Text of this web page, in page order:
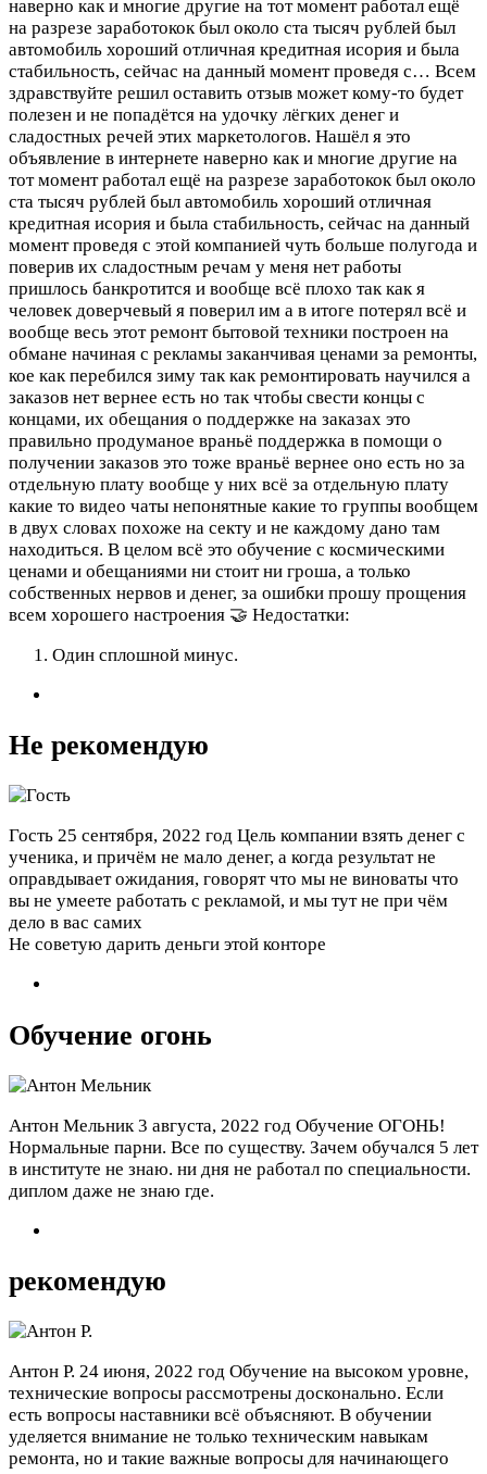
наверно как и многие другие на тот момент работал ещё
на разрезе заработокок был около ста тысяч рублей был
автомобиль хороший отличная кредитная исория и была
стабильность, сейчас на данный момент проведя с… Всем
здравствуйте решил оставить отзыв может кому-то будет
полезен и не попадëтся на удочку лëгких денег и
сладостных речей этих маркетологов. Нашëл я это
объявление в интернете наверно как и многие другие на
тот момент работал ещё на разрезе заработокок был около
ста тысяч рублей был автомобиль хороший отличная
кредитная исория и была стабильность, сейчас на данный
момент проведя с этой компанией чуть больше полугода и
поверив их сладостным речам у меня нет работы
пришлось банкротится и вообще всë плохо так как я
человек доверчевый я поверил им а в итоге потерял всë и
вообще весь этот ремонт бытовой техники построен на
обмане начиная с рекламы заканчивая ценами за ремонты,
кое как перебился зиму так как ремонтировать научился а
заказов нет вернее есть но так чтобы свести концы с
концами, их обещания о поддержке на заказах это
правильно продуманое враньë поддержка в помощи о
получении заказов это тоже враньë вернее оно есть но за
отдельную плату вообще у них всë за отдельную плату
какие то видео чаты непонятные какие то группы вообщем
в двух словах похоже на секту и не каждому дано там
находиться. В целом всë это обучение с космическими
ценами и обещаниями ни стоит ни гроша, а только
собственных нервов и денег, за ошибки прошу прощения
всем хорошего настроения 🤝 Недостатки:
Один сплошной минус.
Не рекомендую
Гость 25 сентября, 2022 год Цель компании взять денег с
ученика, и причём не мало денег, а когда результат не
оправдывает ожидания, говорят что мы не виноваты что
вы не умеете работать с рекламой, и мы тут не при чём
дело в вас самих
Не советую дарить деньги этой конторе
Обучение огонь
Антон Мельник 3 августа, 2022 год Обучение ОГОНЬ!
Нормальные парни. Все по существу. Зачем обучался 5 лет
в институте не знаю. ни дня не работал по специальности.
диплом даже не знаю где.
рекомендую
Антон Р. 24 июня, 2022 год Обучение на высоком уровне,
технические вопросы рассмотрены досконально. Если
есть вопросы наставники всё объясняют. В обучении
уделяется внимание не только техническим навыкам
ремонта, но и такие важные вопросы для начинающего